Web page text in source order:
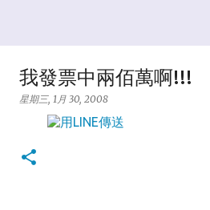
我發票中兩佰萬啊!!!
星期三, 1月 30, 2008